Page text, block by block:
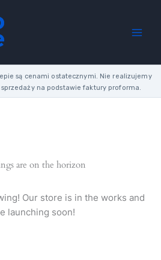
są cenami ostatecznymi. Nie realizujemy
na podstawie faktury proforma.
are on the horizon
Our store is in the works and
launching soon!